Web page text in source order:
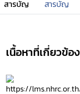
สารบัญ สารบัญ
เนื้อหาที่เกี่ยวข้อง